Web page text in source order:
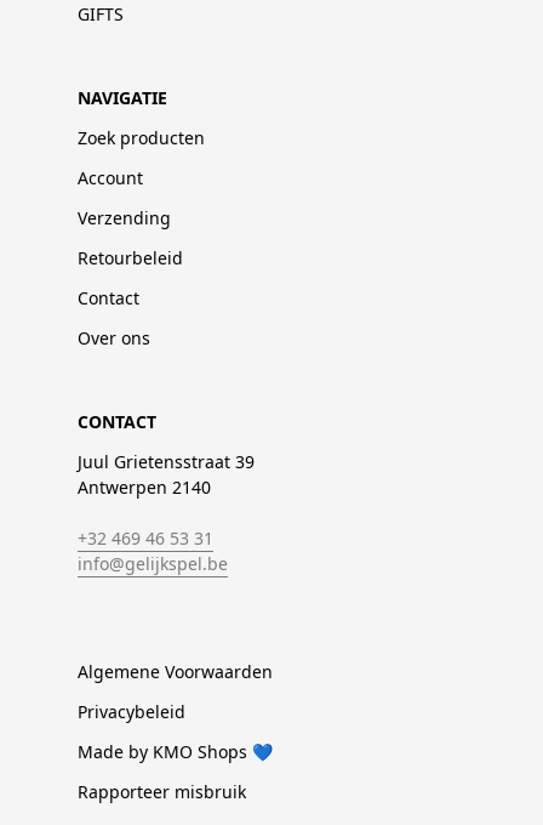
GIFTS
NAVIGATIE
Zoek producten
Account
Verzending
Retourbeleid
Contact
Over ons
CONTACT
Juul Grietensstraat 39
Antwerpen 2140
+32 469 46 53 31
info@gelijkspel.be
Algemene Voorwaarden
Privacybeleid
Made by KMO Shops 💙
Rapporteer misbruik